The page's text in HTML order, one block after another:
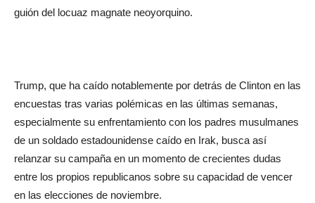
guión del locuaz magnate neoyorquino.
Trump, que ha caído notablemente por detrás de Clinton en las
encuestas tras varias polémicas en las últimas semanas,
especialmente su enfrentamiento con los padres musulmanes
de un soldado estadounidense caído en Irak, busca así
relanzar su campaña en un momento de crecientes dudas
entre los propios republicanos sobre su capacidad de vencer
en las elecciones de noviembre.